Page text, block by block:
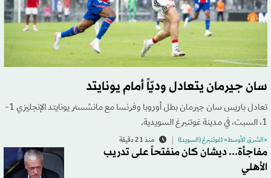
سان جيرمان يتعادل وديّاً أمام يونايتد
تعادل باريس سان جيرمان بطل أوروبا وفرنسا مع مانشستر يونايتد الإنجليزي 1-
1، السبت، في مدينة غوتنبرغ السويدية.
«الشرق الأوسط» (غوتنبرغ (السويد)) منذ 21 دقيقة
مفاجأة... ديشان كان منفتحاً على تدريب
الأهلي